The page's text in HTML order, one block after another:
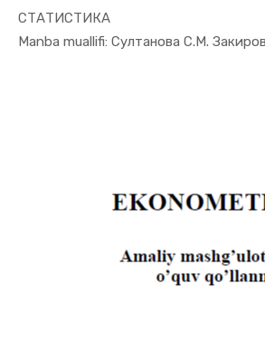
СТАТИСТИКА
Manba muallifi: Султанова С.М.
In Ekonome...